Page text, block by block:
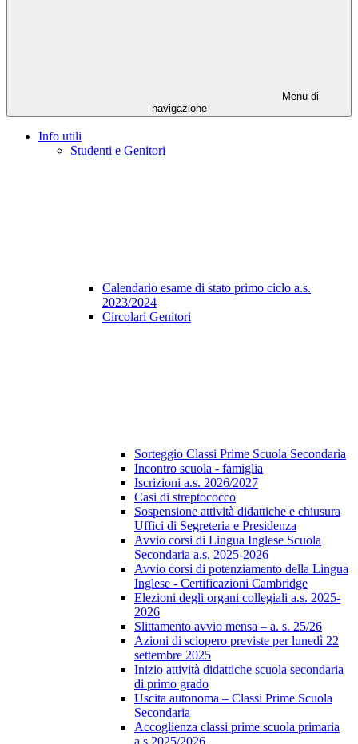
Menu di
navigazione
Info utili
Studenti e Genitori
Calendario esame di stato primo ciclo a.s.
2023/2024
Circolari Genitori
Sorteggio Classi Prime Scuola Secondaria
Incontro scuola - famiglia
Iscrizioni a.s. 2026/2027
Casi di streptococco
Sospensione attività didattiche e chiusura
Uffici di Segreteria e Presidenza
Avvio corsi di Lingua Inglese Scuola
Secondaria a.s. 2025-2026
Avvio corsi di potenziamento della Lingua
Inglese - Certificazioni Cambridge
Elezioni degli organi collegiali a.s. 2025-
2026
Slittamento avvio mensa – a. s. 25/26
Azioni di sciopero previste per lunedì 22
settembre 2025
Inizio attività didattiche scuola secondaria
di primo grado
Uscita autonoma – Classi Prime Scuola
Secondaria
Accoglienza classi prime scuola primaria